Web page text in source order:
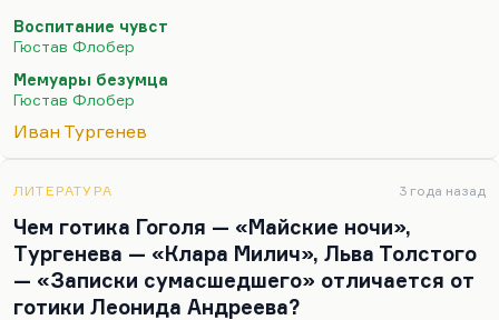
культ формы появился у Флобера, когда он начал
читать Тургенева, говорить с Тургеневым. Вот
этот эстетизм, барственный эстетизм Тургенева
сильно на него повлиял. До этого все было не
литературой – это были такие записки.
При этом «Мемуары безумца» и вторая повесть
обнаруживают, как писал Белинский, «яркие и
точные искры большого таланта, сверкающие в
ночной темноте». Флобер ведь этого никогда не
печатал. Вы…
Воспитание чувст
Гюстав Флобер
Мемуары безумца
Гюстав Флобер
Иван Тургенев
ЛИТЕРАТУРА 3 года назад
Чем готика Гоголя — «Майские ночи»,
Тургенева — «Клара Милич», Льва Толстого
— «Записки сумасшедшего» отличается от
готики Леонида Андреева?